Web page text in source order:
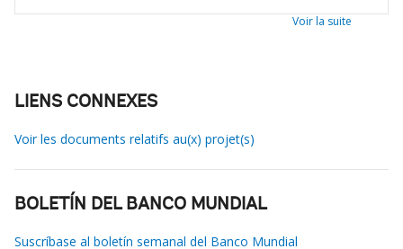
Voir la suite
LIENS CONNEXES
Voir les documents relatifs au(x) projet(s)
BOLETÍN DEL BANCO MUNDIAL
Suscríbase al boletín semanal del Banco Mundial